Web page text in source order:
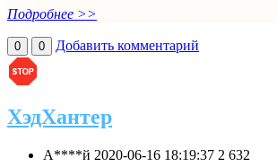
Подробнее >>
0 0 Добавить комментарий
ХэдХантер
А****й 2020-06-16 18:19:37 2 632